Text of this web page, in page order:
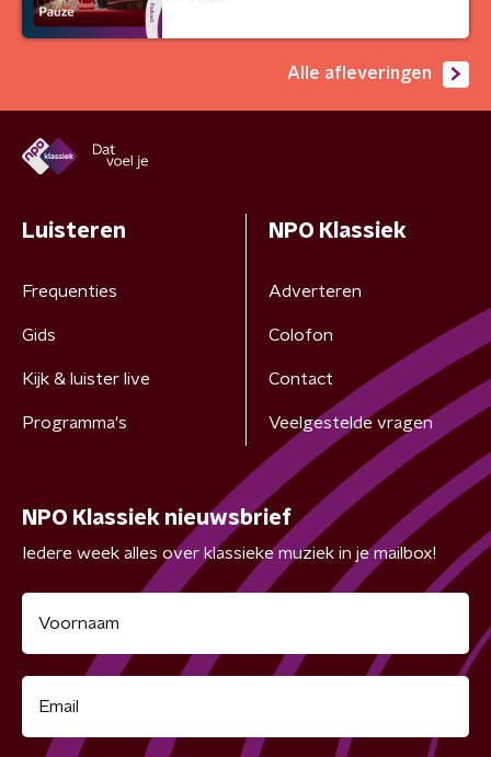
Alle afleveringen
Luisteren
Frequenties
Gids
Kijk & luister live
Programma's
NPO Klassiek
Adverteren
Colofon
Contact
Veelgestelde vragen
NPO Klassiek nieuwsbrief
Iedere week alles over klassieke muziek in je mailbox!